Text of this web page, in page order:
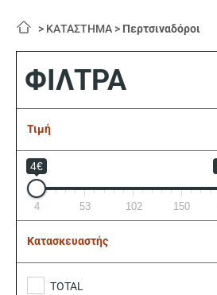
> ΚΑΤΑΣΤΗΜΑ > Περτσιναδόροι
ΦΙΛΤΡΑ
Τιμή
4€
4 53 102 150
Κατασκευαστής
TOTAL